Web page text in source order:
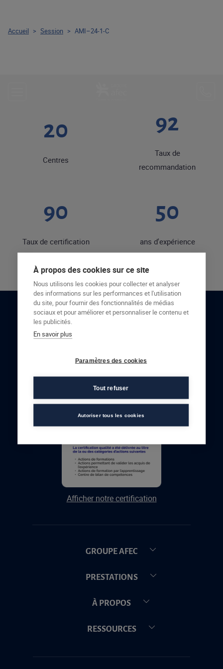
20
Centres
92
Taux de
recommandation
90
Taux de certification
50
ans d'expérience
RESTONS EN CONTACT
Afficher notre certification
GROUPE AFEC
PRESTATIONS
À PROPOS
RESSOURCES
Accueil > Session > AMI–24-1-C
À propos des cookies sur ce site
Nous utilisons les cookies pour collecter et analyser
des informations sur les performances et l'utilisation
du site, pour fournir des fonctionnalités de médias
sociaux et pour améliorer et personnaliser le contenu et
les publicités.
En savoir plus
Paramètres des cookies
Tout refuser
Autoriser tous les cookies